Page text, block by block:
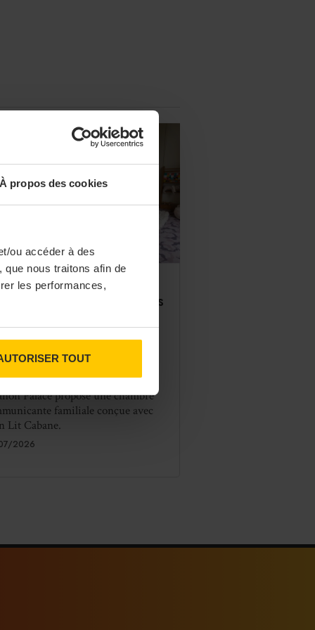
À propos des cookies
ou accéder à des
nous traitons afin de
les performances,
TOUT
Waldorf Astoria Versailles
familiale avec Mon
Cabane
Astoria Versailles –
Palace propose une chambre
familiale conçue avec
Lit Cabane.
2026